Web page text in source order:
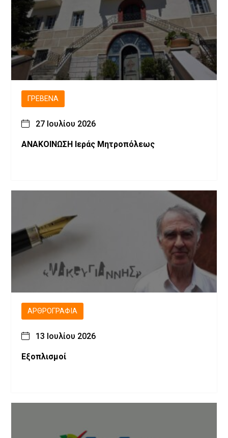
ΓΡΕΒΕΝΆ
27 Ιουλίου 2026
ΑΝΑΚΟΙΝΩΣΗ Ιεράς Μητροπόλεως
ΑΡΘΡΟΓΡΑΦΊΑ
13 Ιουλίου 2026
Εξοπλισμοί